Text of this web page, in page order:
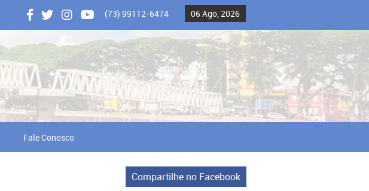
(73) 99112-6474 06 Ago, 2026
Fale Conosco
Compartilhe no Facebook